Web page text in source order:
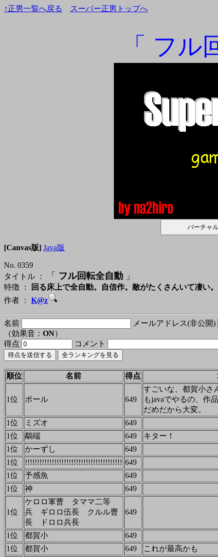
↑正男一覧へ戻る スーパー正男トップへ
「 フル
[Canvas版] Java版
No. 0359
タイトル ：
「 フル回転全自動 」
特徴 ：
回る床上で全自動。自信作。敵がたくさんいて凄い
作者 ： K@z
名前
メールアドレス(非公開)
（効果音： ON）
得点
コメント
順位 名前 得点
1位 ポール 649
すごいな、都賀小さ
もjavaでやるの、作
だめだから大変。
1位
ミズオ
649
1位
鷸端 649
キター！
1位
かーずし
649
1位
!!!!!!!!!!!!!!!!!!!!!!!!!!!!!!!!!!!!!!!! 649
1位
予感魚
649
1位
神 649
1位
ケロロ軍曹 タママ二等
兵 ギロロ伍長 クルル曹
長 ドロロ兵長
649
1位 都賀小
649
1位
都賀小 649
これが最高かも